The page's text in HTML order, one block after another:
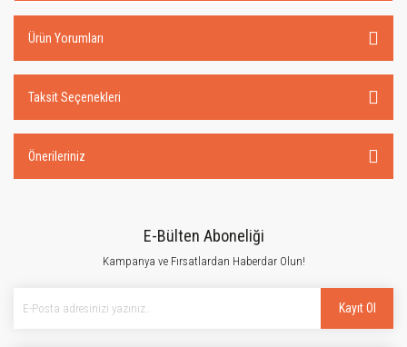
Ürün Yorumları
Taksit Seçenekleri
Önerileriniz
E-Bülten Aboneliği
Kampanya ve Fırsatlardan Haberdar Olun!
Kayıt Ol